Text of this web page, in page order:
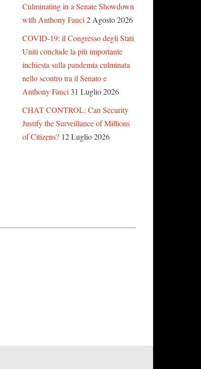
Culminating in a Senate Showdown
with Anthony Fauci 2 Agosto 2026
COVID-19: il Congresso degli Stati
Uniti conclude la più importante
inchiesta sulla pandemia culminata
nello scontro tra il Senato e
Anthony Fauci 31 Luglio 2026
CHAT CONTROL: Can Security
Justify the Surveillance of Millions
of Citizens? 12 Luglio 2026